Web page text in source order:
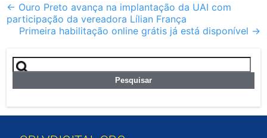
Post
navigation
← Ouro Preto avança na implantação da UAI com
participação da vereadora Lílian França
Primeira habilitação online grátis já está disponível →
Pesquisar
por: